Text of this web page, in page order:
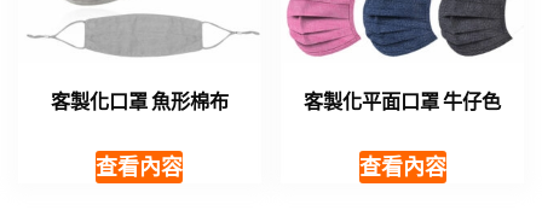
客製化口罩 魚形棉布
查看內容
客製化平面口罩 牛仔色
查看內容